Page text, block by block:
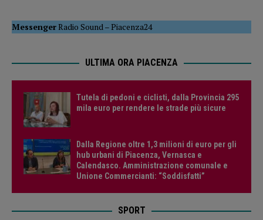
MessengerRadio Sound–Piacenza24
ULTIMA ORA PIACENZA
Tutela di pedoni e ciclisti, dalla Provincia 295
mila euro per rendere le strade più sicure
Dalla Regione oltre 1,3 milioni di euro per gli
hub urbani di Piacenza, Vernasca e
Calendasco. Amministrazione comunale e
Unione Commercianti: “Soddisfatti”
SPORT